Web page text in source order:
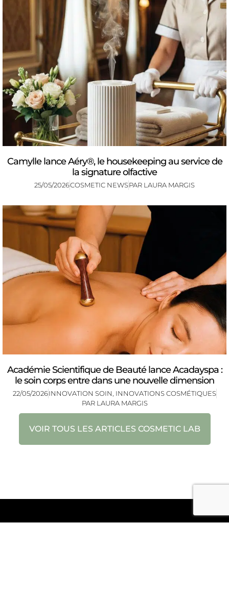
Camylle lance Aéry®, le housekeeping au service de
la signature olfactive
25/05/2026COSMETIC NEWSPAR LAURA MARGIS
Académie Scientifique de Beauté lance Acadayspa :
le soin corps entre dans une nouvelle dimension
22/05/2026INNOVATION SOIN INNOVATIONS COSMÉTIQUES
PAR LAURA MARGIS
VOIR TOUS LES ARTICLES COSMETIC LAB